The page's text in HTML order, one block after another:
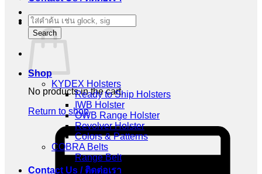
Cart
No products in the cart.
Return to shop
Products
search
Search
Shop
KYDEX Holsters
Ready to Ship Holsters
IWB Holster
OWB Range Holster
Revolver Holster
Colors & Patterns
COBRA Belts
Range Belt
Contact Us / ติดต่อเรา